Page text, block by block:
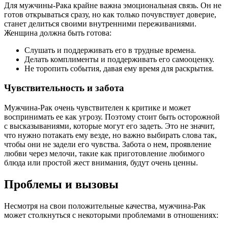
Для мужчины-Рака крайне важна эмоциональная связь. Он не
готов открываться сразу, но как только почувствует доверие,
станет делиться своими внутренними переживаниями.
Женщина должна быть готова:
Слушать и поддерживать его в трудные времена.
Делать комплименты и поддерживать его самооценку.
Не торопить события, давая ему время для раскрытия.
Чувствительность и забота
Мужчина-Рак очень чувствителен к критике и может
воспринимать ее как угрозу. Поэтому стоит быть осторожной
с высказываниями, которые могут его задеть. Это не значит,
что нужно потакать ему везде, но важно выбирать слова так,
чтобы они не задели его чувства. Забота о нем, проявление
любви через мелочи, такие как приготовление любимого
блюда или простой жест внимания, будут очень ценны.
Проблемы и вызовы
Несмотря на свои положительные качества, мужчина-Рак
может столкнуться с некоторыми проблемами в отношениях: